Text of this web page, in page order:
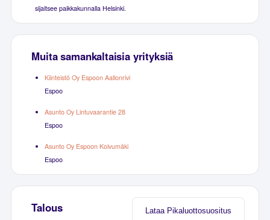
sijaitsee paikkakunnalla Helsinki.
Muita samankaltaisia yrityksiä
Kiinteistö Oy Espoon Aallonrivi
Espoo
Asunto Oy Lintuvaarantie 28
Espoo
Asunto Oy Espoon Koivumäki
Espoo
Lataa Pikaluottosuositus
Talous